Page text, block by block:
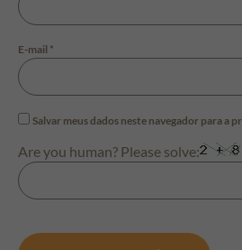
E-mail *
Salvar meus dados neste navegador para a
Are you human? Please solve: